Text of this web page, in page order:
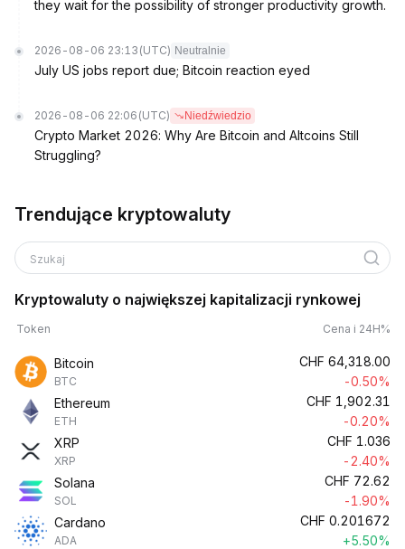
they wait for the possibility of stronger productivity growth.
2026-08-06 23:13 (UTC) Neutralnie
July US jobs report due; Bitcoin reaction eyed
2026-08-06 22:06 (UTC) Niedźwiedzio
Crypto Market 2026: Why Are Bitcoin and Altcoins Still
Struggling?
Trendujące kryptowaluty
Szukaj
Kryptowaluty o największej kapitalizacji rynkowej
Token Cena i 24H%
Bitcoin
BTC
CHF 64,318.00
-0.50%
Ethereum
ETH
CHF 1,902.31
-0.20%
XRP
XRP
CHF 1.036
-2.40%
Solana
SOL
CHF 72.62
-1.90%
Cardano
ADA
CHF 0.201672
+5.50%